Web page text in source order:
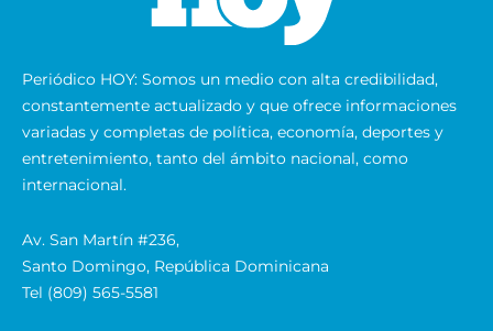
Periódico HOY: Somos un medio con alta credibilidad,
constantemente actualizado y que ofrece informaciones
variadas y completas de política, economía, deportes y
entretenimiento, tanto del ámbito nacional, como
internacional.
Av. San Martín #236,
Santo Domingo, República Dominicana
Tel (809) 565-5581